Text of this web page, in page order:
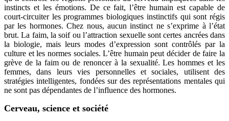
instincts et les émotions. De ce fait, l’être humain est capable de
court-circuiter les programmes biologiques instinctifs qui sont régis
par les hormones. Chez nous, aucun instinct ne s’exprime à l’état
brut. La faim, la soif ou l’attraction sexuelle sont certes ancrées dans
la biologie, mais leurs modes d’expression sont contrôlés par la
culture et les normes sociales. L’être humain peut décider de faire la
grève de la faim ou de renoncer à la sexualité. Les hommes et les
femmes, dans leurs vies personnelles et sociales, utilisent des
stratégies intelligentes, fondées sur des représentations mentales qui
ne sont pas dépendantes de l’influence des hormones.
Cerveau, science et société